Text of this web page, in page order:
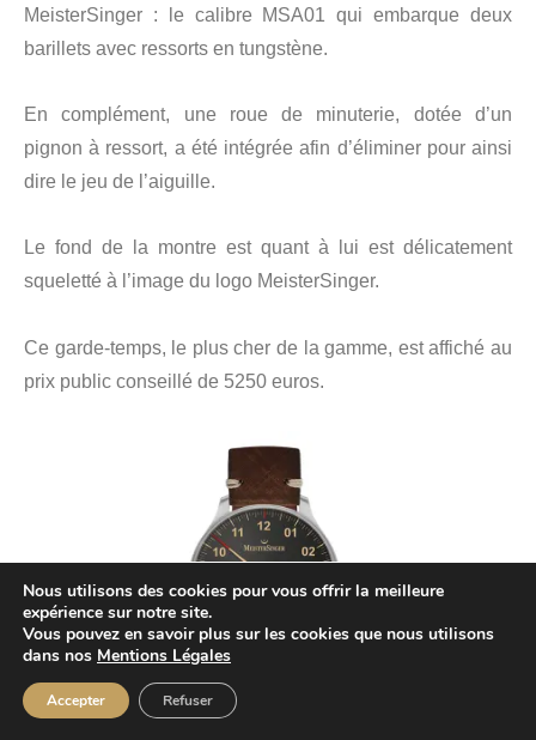
MeisterSinger : le calibre MSA01 qui embarque deux
barillets avec ressorts en tungstène.
En complément, une roue de minuterie, dotée d’un
pignon à ressort, a été intégrée afin d’éliminer pour ainsi
dire le jeu de l’aiguille.
Le fond de la montre est quant à lui est délicatement
squeletté à l’image du logo MeisterSinger.
Ce garde-temps, le plus cher de la gamme, est affiché au
prix public conseillé de 5250 euros.
Nous utilisons des cookies pour vous offrir la meilleure
expérience sur notre site.
Vous pouvez en savoir plus sur les cookies que nous utilisons
dans nos Mentions Légales
Accepter Refuser